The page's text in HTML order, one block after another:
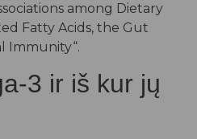
among Dietary
Fatty Acids, the Gut
Immunity“.
3 ir iš kur jų